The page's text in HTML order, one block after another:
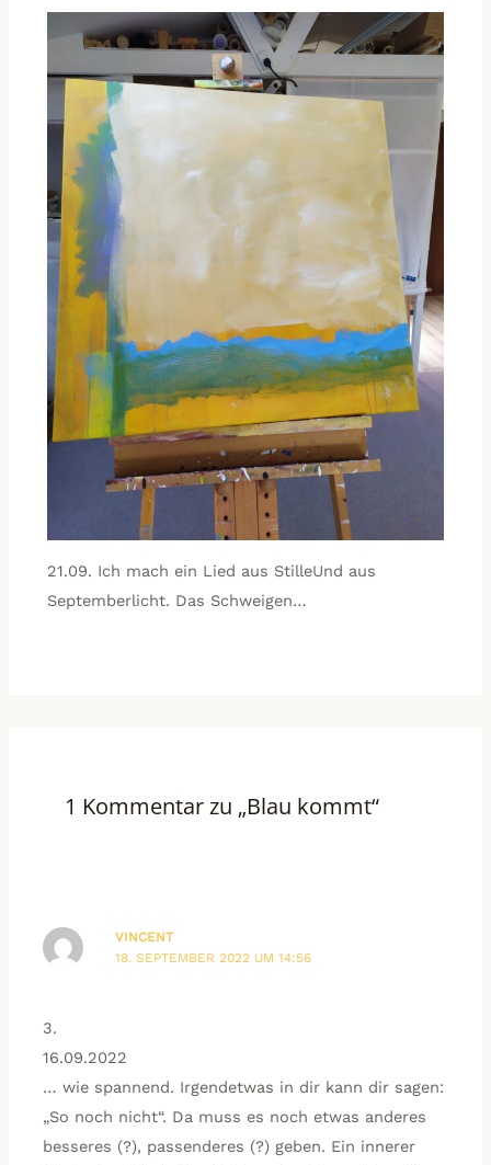
21.09. Ich mach ein Lied aus StilleUnd aus
Septemberlicht. Das Schweigen…
1 Kommentar zu „Blau kommt“
VINCENT
18. SEPTEMBER 2022 UM 14:56
3.
16.09.2022
… wie spannend. Irgendetwas in dir kann dir sagen:
„So noch nicht“. Da muss es noch etwas anderes
besseres (?), passenderes (?) geben. Ein innerer